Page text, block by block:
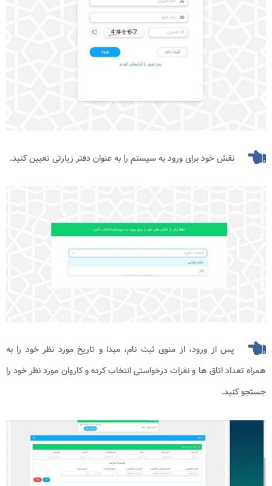
نقش خود برای ورود به سیستم را به عنوان دفتر زیارتی تعیین کنید.
پس از ورود، از منوی ثبت نام، مبدا و تاریخ مورد نظر خود را به
همراه تعداد اتاق ها و نفرات درخواستی انتخاب کرده و کاروان مورد نظر خود را
جستجو کنید.